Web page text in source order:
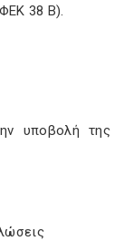
38 Β).
υποβολή της